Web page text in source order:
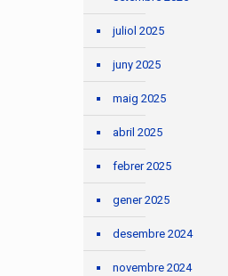
juliol 2025
juny 2025
maig 2025
abril 2025
febrer 2025
gener 2025
desembre 2024
novembre 2024